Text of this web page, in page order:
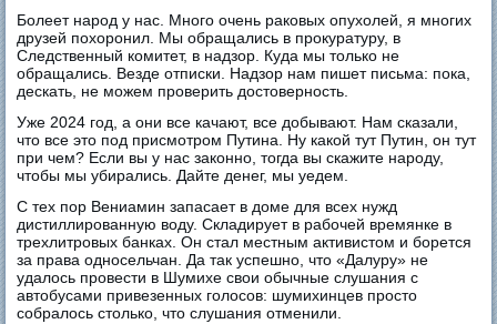
Болеет народ у нас. Много очень раковых опухолей, я многих
друзей похоронил. Мы обращались в прокуратуру, в
Следственный комитет, в надзор. Куда мы только не
обращались. Везде отписки. Надзор нам пишет письма: пока,
дескать, не можем проверить достоверность.
Уже 2024 год, а они все качают, все добывают. Нам сказали,
что все это под присмотром Путина. Ну какой тут Путин, он тут
при чем? Если вы у нас законно, тогда вы скажите народу,
чтобы мы убирались. Дайте денег, мы уедем.
С тех пор Вениамин запасает в доме для всех нужд
дистиллированную воду. Складирует в рабочей времянке в
трехлитровых банках. Он стал местным активистом и борется
за права односельчан. Да так успешно, что «Далуру» не
удалось провести в Шумихе свои обычные слушания с
автобусами привезенных голосов: шумихинцев просто
собралось столько, что слушания отменили.